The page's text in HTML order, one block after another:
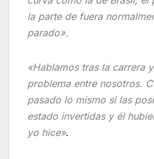
la parte de fuera
parado».
«Hablamos tras la carrera
problema entre nosotros.
pasado lo mismo si las
estado invertidas y él
yo hice».